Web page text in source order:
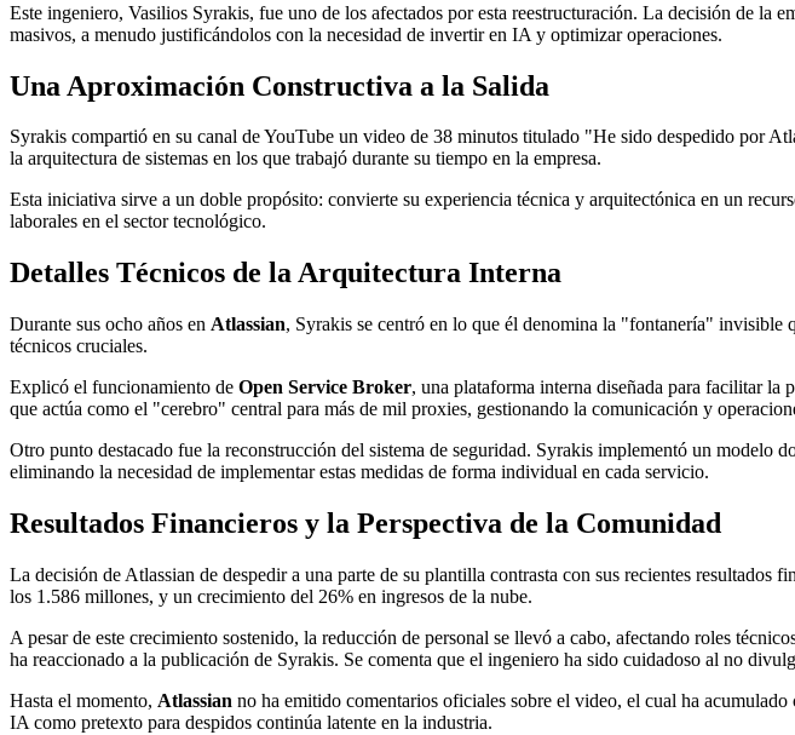
Este ingeniero, Vasilios Syrakis, fue uno de los afectados por esta reestructuración. La decisión de la
masivos, a menudo justificándolos con la necesidad de invertir en IA y optimizar operaciones.
Una Aproximación Constructiva a la Salida
Syrakis compartió en su canal de YouTube un video de 38 minutos titulado "He sido despedido por
la arquitectura de sistemas en los que trabajó durante su tiempo en la empresa.
Esta iniciativa sirve a un doble propósito: convierte su experiencia técnica y arquitectónica en un
laborales en el sector tecnológico.
Detalles Técnicos de la Arquitectura Interna
Durante sus ocho años en Atlassian, Syrakis se centró en lo que él denomina la "fontanería" invisible
técnicos cruciales.
Explicó el funcionamiento de Open Service Broker, una plataforma interna diseñada para facilitar la
que actúa como el "cerebro" central para más de mil proxies, gestionando la comunicación y
Otro punto destacado fue la reconstrucción del sistema de seguridad. Syrakis implementó un modelo
eliminando la necesidad de implementar estas medidas de forma individual en cada servicio.
Resultados Financieros y la Perspectiva de la Comunidad
La decisión de Atlassian de despedir a una parte de su plantilla contrasta con sus recientes
los 1.586 millones, y un crecimiento del 26% en ingresos de la nube.
A pesar de este crecimiento sostenido, la reducción de personal se llevó a cabo, afectando roles
ha reaccionado a la publicación de Syrakis. Se comenta que el ingeniero ha sido cuidadoso al no
Hasta el momento, Atlassian no ha emitido comentarios oficiales sobre el video, el cual ha
IA como pretexto para despidos continúa latente en la industria.